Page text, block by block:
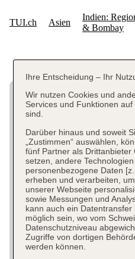
Ihre Entscheidung – Ihr
Wir nutzen Cookies und
Services und Funktionen
sind.
Darüber hinaus und soweit
„Zustimmen“ auswählen,
fünf Partner als
setzen, andere
personenbezogene Daten
erheben und verarbeiten,
unserer Webseite
sowie Messungen und
kann auch ein Datentransfer
möglich sein, wo vom
Datenschutzniveau
Zugriffe von dortigen
werden können.